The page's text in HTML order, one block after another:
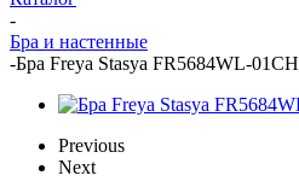
-
Бра и настенные
-Бра Freya Stasya FR5684WL-01CH
Previous
Next